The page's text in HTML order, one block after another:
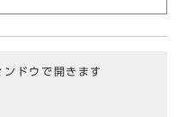
ドウで開きます